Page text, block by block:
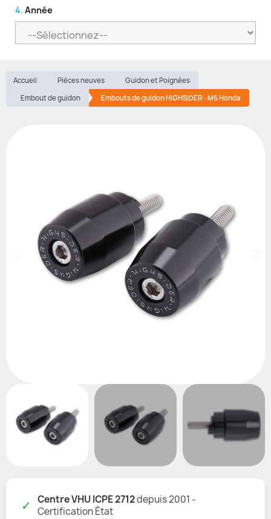
4. Année
Accueil Pièces neuves
Guidon et Poignées
Embout de guidon
Embouts de guidon HIGHSIDER - M6 Honda
✓ Centre VHU ICPE 2712depuis 2001 -
Certification État